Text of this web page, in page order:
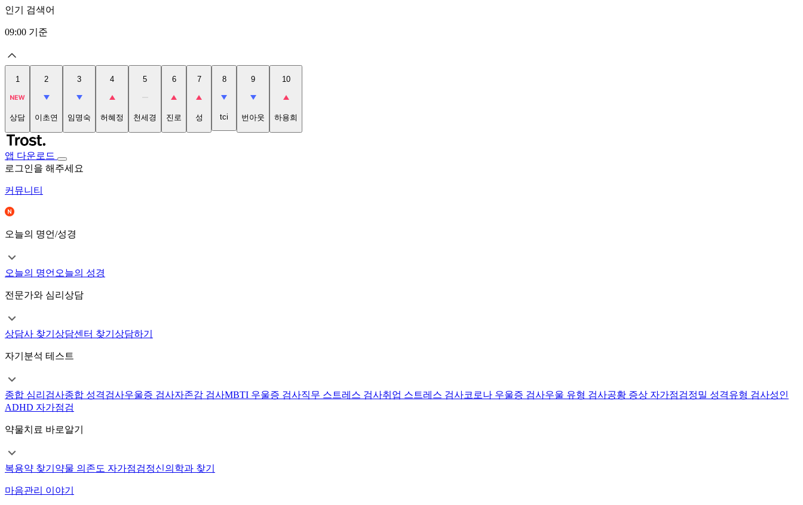
인기 검색어
09:00 기준
1
상담
2
이초연
3
임명숙
4
허혜정
5
천세경
6
진로
7
성
8
tci
9
번아웃
10
하용희
앱 다운로드
로그인을 해주세요
커뮤니티
오늘의 명언/성경
오늘의 명언 오늘의 성경
전문가와 심리상담
상담사 찾기 상담센터 찾기 상담하기
자기분석 테스트
종합 심리검사종합 성격검사우울증 검사자존감 검사MBTI 우울증 검사직무 스트레스 검사취업 스트레스 검사코로나 우울증 검사우울 유형 검사공황 증상 자가점검정밀 성격유형 검사성인
ADHD 자가점검
약물치료 바로알기
복용약 찾기 약물 의존도 자가점검정신의학과 찾기
마음관리 이야기